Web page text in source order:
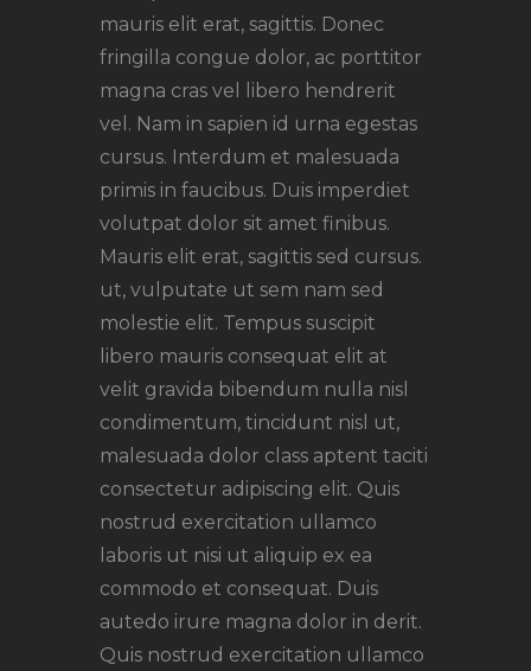
mauris elit erat, sagittis. Donec
fringilla congue dolor, ac porttitor
magna cras vel libero hendrerit
vel. Nam in sapien id urna egestas
cursus. Interdum et malesuada
primis in faucibus. Duis imperdiet
volutpat dolor sit amet finibus.
Mauris elit erat, sagittis sed cursus.
ut, vulputate ut sem nam sed
molestie elit. Tempus suscipit
libero mauris consequat elit at
velit gravida bibendum nulla nisl
condimentum, tincidunt nisl ut,
malesuada dolor class aptent taciti
consectetur adipiscing elit. Quis
nostrud exercitation ullamco
laboris ut nisi ut aliquip ex ea
commodo et consequat. Duis
autedo irure magna dolor in derit.
Quis nostrud exercitation ullamco